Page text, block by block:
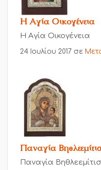
Η Αγία Οικογένεια
Η Αγία Οικογένεια
24 Ιουλίου 2017 σε
Παναγία
Παναγία